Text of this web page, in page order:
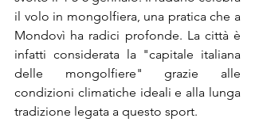
il volo in mongolfiera, una pratica che a
Mondovì ha radici profonde. La città è
infatti considerata la "capitale italiana
delle mongolfiere" grazie alle
condizioni climatiche ideali e alla lunga
tradizione legata a questo sport.